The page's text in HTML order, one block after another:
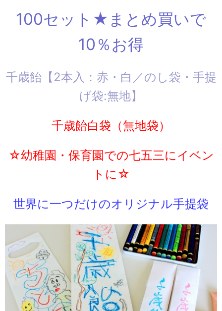
100セット★まとめ買いで
10％お得
千歳飴【2本入：赤・白／のし袋・手提
げ袋:無地】
千歳飴白袋（無地袋）
☆幼稚園・保育園での七五三にイベン
トに☆
世界に一つだけのオリジナル手提袋